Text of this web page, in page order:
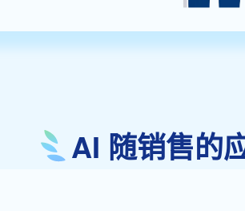
AI 随销售的